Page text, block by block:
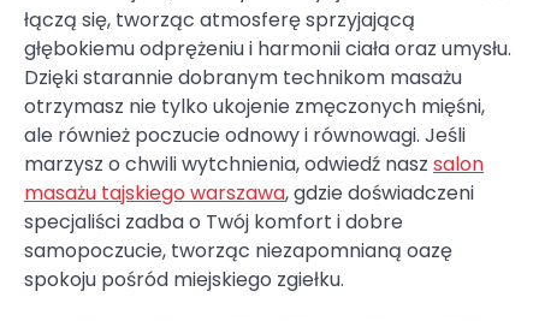
łączą się, tworząc atmosferę sprzyjającą
głębokiemu odprężeniu i harmonii ciała oraz umysłu.
Dzięki starannie dobranym technikom masażu
otrzymasz nie tylko ukojenie zmęczonych mięśni,
ale również poczucie odnowy i równowagi. Jeśli
marzysz o chwili wytchnienia, odwiedź nasz salon
masażu tajskiego warszawa, gdzie doświadczeni
specjaliści zadba o Twój komfort i dobre
samopoczucie, tworząc niezapomnianą oazę
spokoju pośród miejskiego zgiełku.